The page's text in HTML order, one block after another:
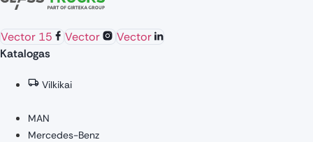
Vector 15 Vector
Vector
Katalogas
Vilkikai
MAN
Mercedes-Benz